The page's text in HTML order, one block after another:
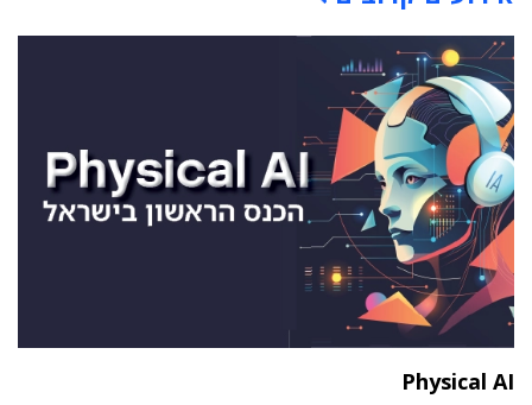
Physical AI